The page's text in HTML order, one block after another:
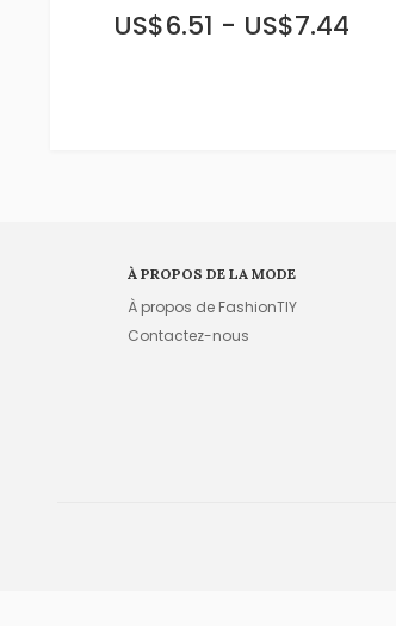
US$6.51 - US$7.44
À PROPOS DE LA MODE
À propos de FashionTIY
Contactez-nous